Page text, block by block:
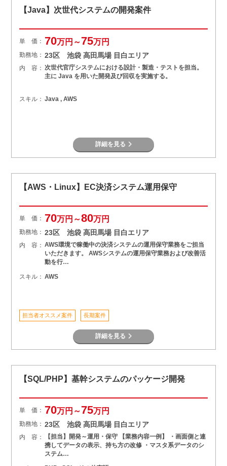
【Java】次世代システムの開発案件
単 価： 70万円～75万円
勤務地： 23区 池袋 高田馬場 目白エリア
内 容： 次世代官庁システムにおける設計・製造・テストを担当。
主に Java を用いた開発及び回収を実施する。
スキル： Java , AWS
詳細を見る
【AWS・Linux】EC決済システム運用保守
単 価： 70万円～80万円
勤務地： 23区 池袋 高田馬場 目白エリア
内 容： AWS環境で稼働中の決済システムの運用保守業務をご担当
いただきます。 AWSシステムの運用保守業務および改善活
動を行…
スキル： AWS
担当者オススメ案件 長期案件
詳細を見る
【SQL/PHP】基幹システムのパッケージ開発
単 価： 70万円～75万円
勤務地： 23区 池袋 高田馬場 目白エリア
内 容：
【担当】開発～運用・保守 【業務内容一例】 ・画面側と連
携してデータの表示、持ち方の改修 ・マスタ系データのシ
ステム…